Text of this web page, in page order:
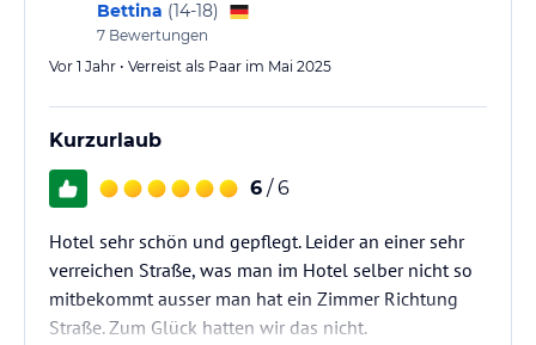
Bettina (14-18)
7 Bewertungen
Vor 1 Jahr • Verreist als Paar im Mai 2025
Kurzurlaub
6 / 6
Hotel sehr schön und gepflegt. Leider an einer sehr
verreichen Straße, was man im Hotel selber nicht so
mitbekommt ausser man hat ein Zimmer Richtung
Straße. Zum Glück hatten wir das nicht.